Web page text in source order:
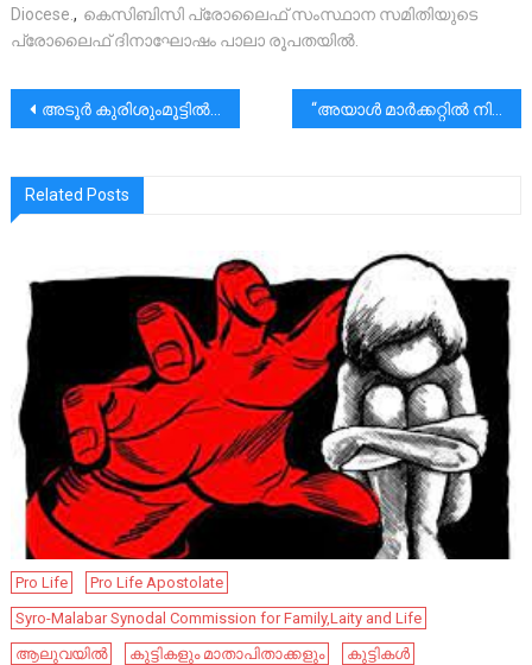
Diocese., കെസിബിസി പ്രോലൈഫ് സംസ്ഥാന സമിതിയുടെ
പ്രോലൈഫ് ദിനാഘോഷം പാലാ രൂപതയിൽ.
പോസ്റ്റുകളിലൂടെ
അടൂർ കുരിശുംമൂട്ടിൽ പരേതനായ പി എം ജോസഫിൻ്റെ ഭാര്യ ചിന്നമ്മ ജോസഫ് (76) നിര്യാതായി.|സംസ്കാരം നാളെ(23/3) രാവിലെ 11.30-ന്|ആദരാഞ്ജലികൾ “അയാൾ മാർക്കറ്റിൽ നിന്നും വാങ്ങിയ മീൻ കട്ട് ചെയ്യുന്നതിനുള്ള ഒരു കത്തി വാങ്ങാനായിരുന്നു വന്നത്”.
Related Posts
Pro Life
Pro Life Apostolate
Syro-Malabar Synodal Commission for Family,Laity and Life
ആലുവയിൽ
കുട്ടികളും മാതാപിതാക്കളും
കുട്ടികൾ